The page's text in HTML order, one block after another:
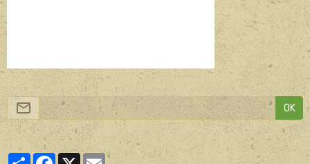
OK
PartagerFacebook Email